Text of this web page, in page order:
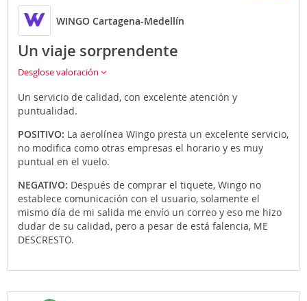
WINGO Cartagena-Medellín
Un viaje sorprendente
Desglose valoración
Un servicio de calidad, con excelente atención y
puntualidad.
POSITIVO: La aerolínea Wingo presta un excelente servicio,
no modifica como otras empresas el horario y es muy
puntual en el vuelo.
NEGATIVO: Después de comprar el tiquete, Wingo no
establece comunicación con el usuario, solamente el
mismo día de mi salida me envío un correo y eso me hizo
dudar de su calidad, pero a pesar de está falencia, ME
DESCRESTO.